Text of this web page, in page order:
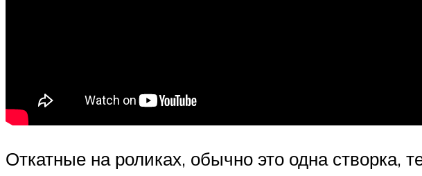
Откатные на роликах, обычно это одна створка,